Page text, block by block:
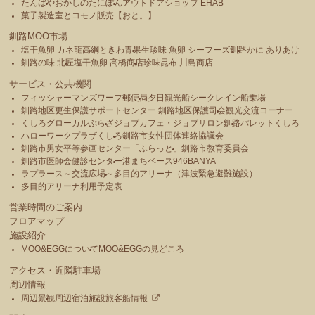
たんばやおかしのたにぽんアウトドアショップ EHAB
菓子製造室とコモノ販売【おと。】
釧路MOO市場
塩干魚卵 カネ龍高綱 ときわ青果生珍味 魚卵 シーフーズ釧路かに ありあけ
釧路の味 北匠塩干魚卵 高橋商店珍味昆布 川島商店
サービス・公共機関
フィッシャーマンズワーフ郵便局夕日観光船シークレイン船乗場
釧路地区更生保護サポートセンター 釧路地区保護司会観光交流コーナー
くしろグローカルぷらざジョブカフェ・ジョブサロン釧路パレットくしろ
ハローワークプラザくしろ釧路市女性団体連絡協議会
釧路市男女平等参画センター「ふらっと」釧路市教育委員会
釧路市医師会健診センター港まちベース946BANYA
ラプラース～交流広場～ 多目的アリーナ（津波緊急避難施設）
多目的アリーナ利用予定表
営業時間のご案内
フロアマップ
施設紹介
MOO&EGGについて MOO&EGGの見どころ
アクセス・近隣駐車場
周辺情報
周辺景観 周辺宿泊施設旅客船情報